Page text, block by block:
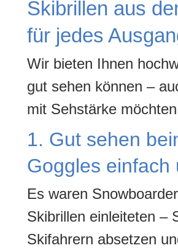
Skibrillen aus
für jedes
Wir bieten Ihnen
gut sehen können –
mit Sehstärke
1. Gut sehen
Goggles
Es waren
Skibrillen einleiteten –
Skifahrern absetzen